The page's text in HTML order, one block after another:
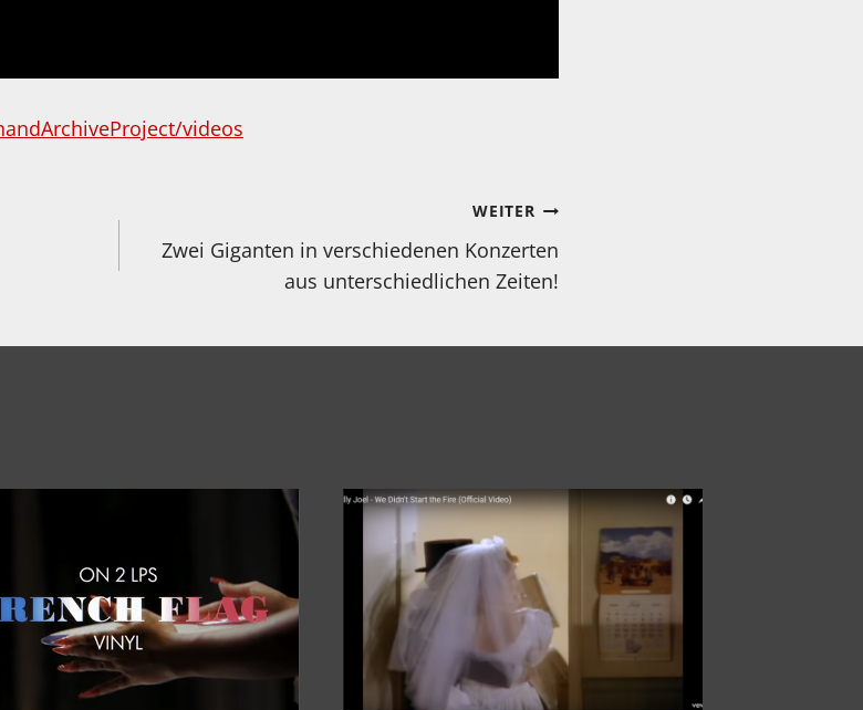
videos
WEITER
Zwei Giganten in verschiedenen Konzerten
aus unterschiedlichen Zeiten!